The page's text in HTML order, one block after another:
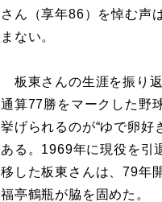
さん（享年86）を悼む声
まない。
板東さんの生涯を振り
通算77勝をマークした野
挙げられるのが“ゆで卵好
ある。1969年に現役を引
移した板東さんは、79年
福亭鶴瓶が脇を固めた。